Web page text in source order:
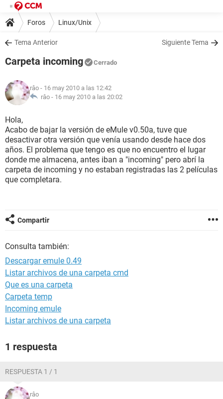
Foros Linux/Unix
Tema Anterior Siguiente Tema
Carpeta incoming Cerrado
râo - 16 may 2010 a las 12:42
râo - 16 may 2010 a las 20:02
Hola,
Acabo de bajar la versión de eMule v0.50a, tuve que
desactivar otra versión que venía usando desde hace dos
años. El problema que tengo es que no encuentro el lugar
donde me almacena, antes iban a "incoming" pero abrí la
carpeta de incoming y no estaban registradas las 2 películas
que completara.
Compartir
Consulta también:
Descargar emule 0.49
Listar archivos de una carpeta cmd
Que es una carpeta
Carpeta temp
Incoming emule
Listar archivos de una carpeta
1 respuesta
RESPUESTA 1 / 1
râo